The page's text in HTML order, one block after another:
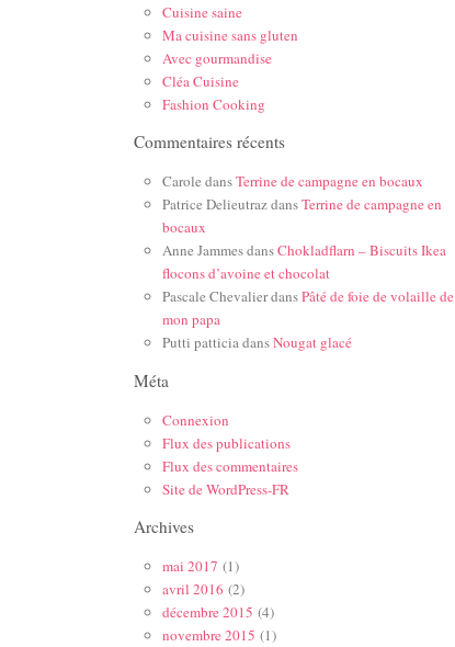
Cuisine saine
Ma cuisine sans gluten
Avec gourmandise
Cléa Cuisine
Fashion Cooking
Commentaires récents
Carole dansTerrine de campagne en bocaux
Patrice DelieutrazdansTerrine de campagne en
bocaux
Anne JammesdansChokladflarn – Biscuits Ikea
flocons d’avoine et chocolat
Pascale ChevalierdansPâté de foie de volaille de
mon papa
Putti patticiadansNougat glacé
Méta
Connexion
Flux des publications
Flux des commentaires
Site de WordPress-FR
Archives
mai 2017 (1)
avril 2016 (2)
décembre 2015 (4)
novembre 2015 (1)